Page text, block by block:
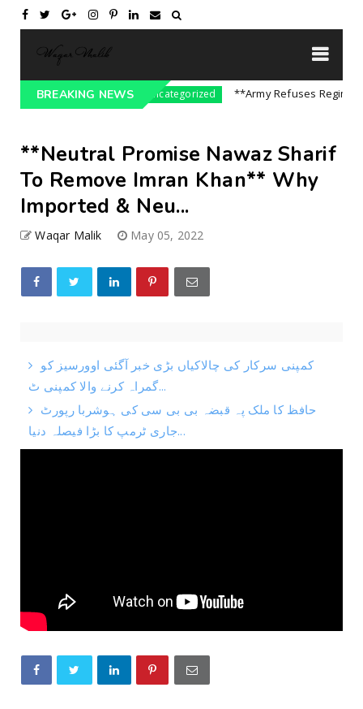
BREAKING NEWS
On India || P... Uncategorized **Army Refuses Regime
**Neutral Promise Nawaz Sharif
To Remove Imran Khan** Why
Imported & Neu...
Waqar Malik May 05, 2022
کمپنی سرکار کی چالاکیاں بڑی خبر آگئی اوورسیز کو
گمراہ کرنے والا کمپنی ٹ...
حافظ کا ملک پہ قبضہ بی بی سی کی ہوشربا رپورٹ
جاری ٹرمپ کا بڑا فیصلہ دنیا...